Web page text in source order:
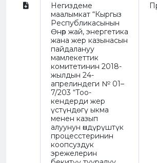
Негиздеме
маалымкат “Кыргыз
Республикасынын
Өнөр жай, энергетика
жана жер казынасын
пайдалануу
мамлекеттик
комитетинин 2018-
жылдын 24-
апрелиндеги № 01–
7/203 “Тоо-
кендерди жер
үстүндѳгү ыкма
менен казып
алуунун өндүрүштүк
процесстеринин
коопсуздук
эрежелерин